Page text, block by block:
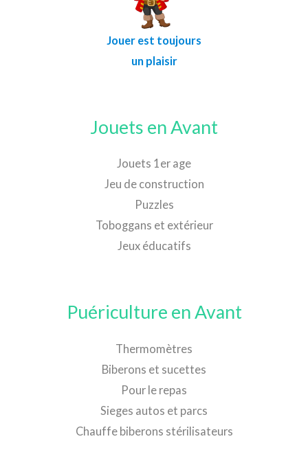
Jouer est toujours
un plaisir
Jouets en Avant
Jouets 1er age
Jeu de construction
Puzzles
Toboggans et extérieur
Jeux éducatifs
Puériculture en Avant
Thermomètres
Biberons et sucettes
Pour le repas
Sieges autos et parcs
Chauffe biberons stérilisateurs